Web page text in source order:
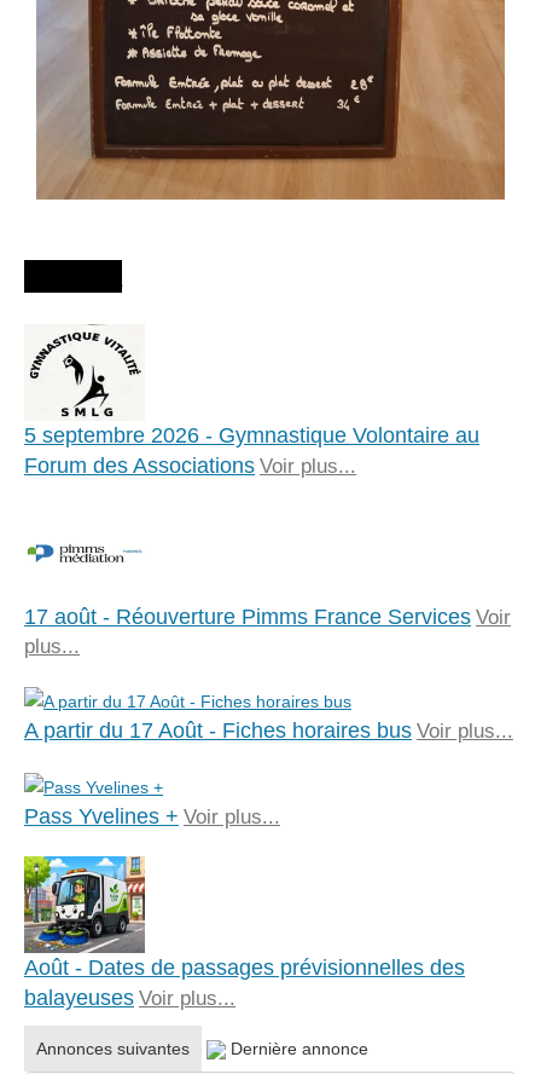
5 septembre 2026 - Gymnastique Volontaire au
Forum des Associations Voir plus...
17 août - Réouverture Pimms France Services Voir
plus...
A partir du 17 Août - Fiches horaires bus Voir plus...
Pass Yvelines + Voir plus...
Août - Dates de passages prévisionnelles des
balayeuses Voir plus...
Annonces suivantes Dernière annonce